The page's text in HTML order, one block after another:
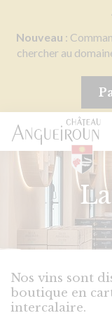
Panneau de gestion
Nouveau :
chercher au
Nos vins sont
boutique en
intercalaire.